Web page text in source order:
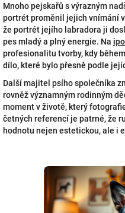
Mnoho pejskařů s výrazným
portrét proměnil jejich vnímání
že portrét jejího labradora ji
pes mladý a plný energie. Na
profesionalitu tvorby, kdy
dílo, které bylo přesně podle
Další majitel psího společníka
rovněž významným rodinným
moment v životě, který
četných referencí je patrné, že
hodnotu nejen estetickou, ale i